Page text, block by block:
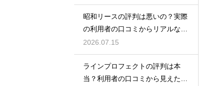
昭和リースの評判は悪いの？実際
の利用者の口コミからリアルな実
態検証
2026.07.15
ラインプロフェクトの評判は本
当？利用者の口コミから見えた実